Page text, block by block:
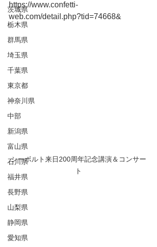
茨城県
栃木県
群馬県
埼玉県
千葉県
東京都
神奈川県
中部
新潟県
富山県
石川県
福井県
長野県
山梨県
静岡県
愛知県
https://www.confetti-
web.com/detail.php?tid=74668&
シーボルト来日200周年記念講演＆コンサー
ト